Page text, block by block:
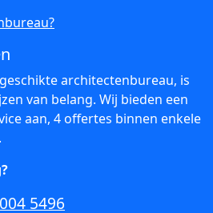
architectenbureau, is
van belang. Wij bieden een
aan, 4 offertes binnen enkele
5496